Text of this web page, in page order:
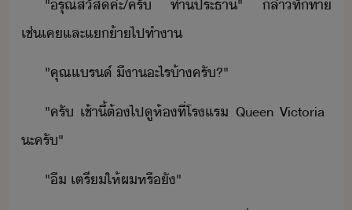
"​รุณสัสิ์​ค่ะ​/​ครั​ ​ท่า​ประธา​"​ ​ล่า​ทัทา​
เช่เค​และ​แ้า​ไป​ทำา
"​คุณ​แร์​ ​ี​า​ะไร​้า​ครั​?​"
"​ครั​ ​เช้าี้​ต้​ไปู​ห้​ที่​โรแร​ ​Queen​ ​Victoria​ ​
ะ​ครั​"
"​ื​ ​เตรี​ให้​ผ​หรืั​"